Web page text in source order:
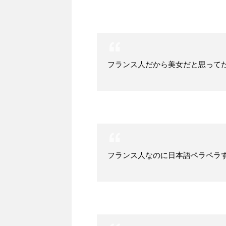
フランス人だから美女だと思って
フランス人なのに日本語ペラペラ